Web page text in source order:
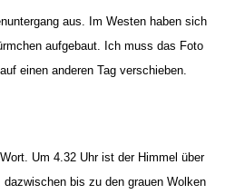
aus. Im Westen haben sich
aufgebaut. Ich muss das Foto
einen anderen Tag verschieben.
Um 4.32 Uhr ist der Himmel über
bis zu den grauen Wolken